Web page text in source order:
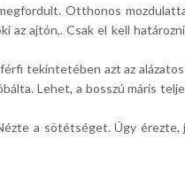
Otthonos
ajtón,. Csak el kell
tekintetében azt az
Lehet, a bosszú máris
a sötétséget. Úgy